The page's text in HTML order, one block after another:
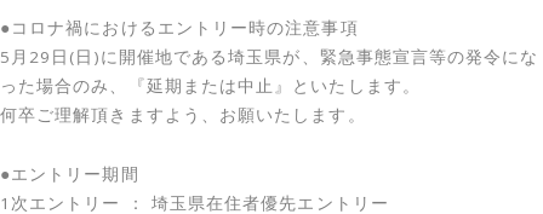
●コロナ禍におけるエントリー時の注意事項
5月29日(日)に開催地である埼玉県が、緊急事態宣言等の発令にな
った場合のみ、『延期または中止』といたします。
何卒ご理解頂きますよう、お願いたします。
●エントリー期間
1次エントリー ： 埼玉県在住者優先エントリー